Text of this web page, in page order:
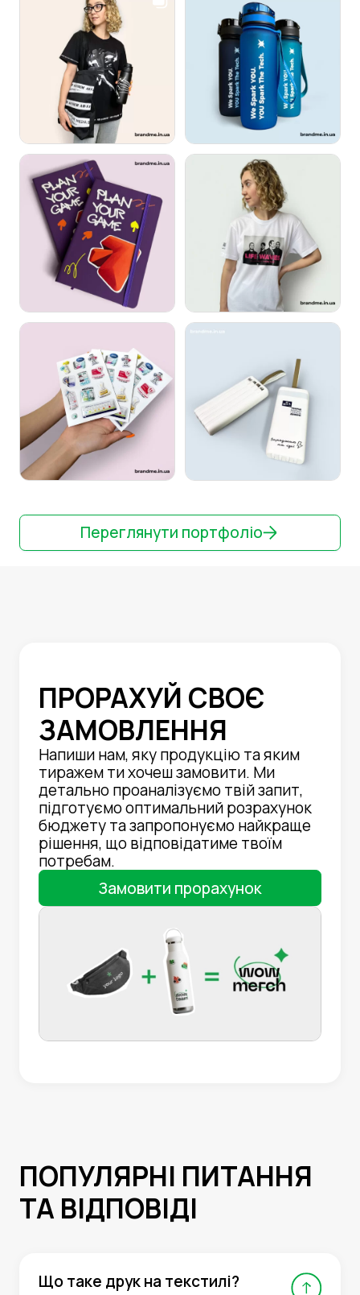
Переглянути портфоліо
ПРОРАХУЙ СВОЄ
ЗАМОВЛЕННЯ
Напиши нам, яку продукцію та яким
тиражем ти хочеш замовити. Ми
детально проаналізуємо твій запит,
підготуємо оптимальний розрахунок
бюджету та запропонуємо найкраще
рішення, що відповідатиме твоїм
потребам.
Замовити прорахунок
ПОПУЛЯРНІ ПИТАННЯ
ТА ВІДПОВІДІ
Що таке друк на текстилі?